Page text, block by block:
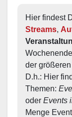
Hier findest
Streams,
der
D.h.: Hier
Themen:
oder Events
Menge